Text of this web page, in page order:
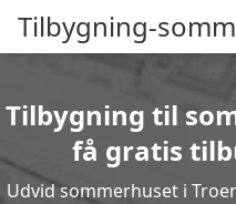
Tilbygning-
Tilbygning til
få gratis
Udvid sommerhuset i